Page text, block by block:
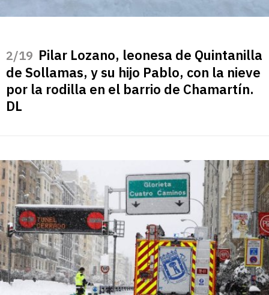
/19 Pilar Lozano, leonesa de Quintanilla
de Sollamas, y su hijo Pablo, con la nieve
por la rodilla en el barrio de Chamartín.
DL